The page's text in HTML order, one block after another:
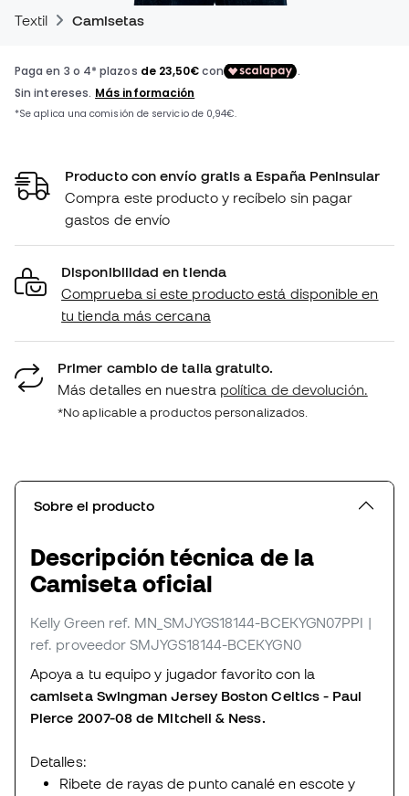
Textil Camisetas
Producto con envío gratis a España Peninsular
Compra este producto y recíbelo sin pagar
gastos de envío
Disponibilidad en tienda
Comprueba si este producto está disponible en
tu tienda más cercana
Primer cambio de talla gratuito.
Más detalles en nuestra política de devolución.
*No aplicable a productos personalizados.
Sobre el producto
Descripción técnica de la
Camiseta oficial
Kelly Green ref. MN_SMJYGS18144-BCEKYGN07PPI |
ref. proveedor SMJYGS18144-BCEKYGN0
Apoya a tu equipo y jugador favorito con la
camiseta Swingman Jersey Boston Celtics - Paul
Pierce 2007-08 de Mitchell & Ness.
Detalles:
Ribete de rayas de punto canalé en escote y